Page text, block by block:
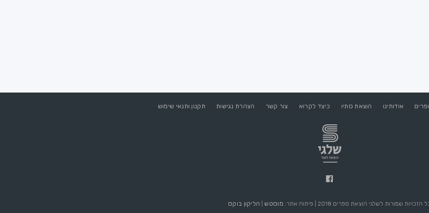
אודותינו הוצאת סתיו כיצד לקרוא צור קשר הצהרת נגישות תקנון ותנאי שימוש
הזכויות שמורות לשלגי הוצאת ספרים 2018 | פיתוח אתר: מוסטש הליקון בוקס